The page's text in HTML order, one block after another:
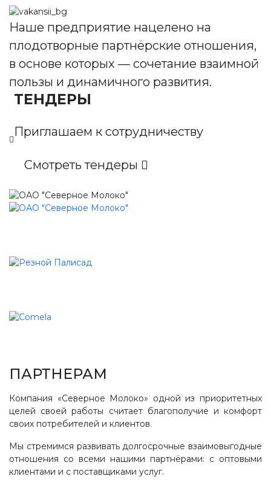
Наше предприятие нацелено на
плодотворные партнёрские отношения,
в основе которых — сочетание взаимной
пользы и динамичного развития.
ТЕНДЕРЫ
Приглашаем к сотрудничеству
Смотреть тендеры
ПАРТНЕРАМ
Компания «Северное Молоко» одной из приоритетных
целей своей работы считает благополучие и комфорт
своих потребителей и клиентов.
Мы стремимся развивать долгосрочные взаимовыгодные
отношения со всеми нашими партнёрами: с оптовыми
клиентами и с поставщиками услуг.